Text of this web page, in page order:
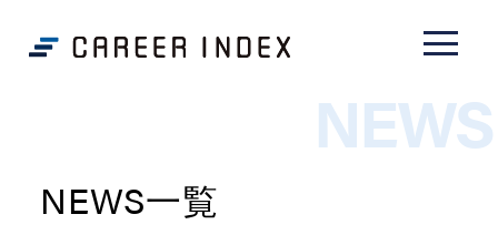
NEWS
NEWS一覧